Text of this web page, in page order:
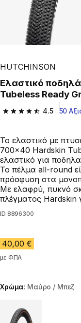
HUTCHINSON
Ελαστικό ποδηλάτων 700x40 Hardskin
Tubeless Ready
4.5
4.5 out of 5 stars
50
Το ελαστικό με
700x40 Hardskin
ελαστικό για
Το πέλμα all-round
πρόσφυση στα
Με ελαφρύ, πυκνό
πλέγματος Hardskin
ID 8896300
40,00 €
με ΦΠΑ
Χρώμα: Μαύρο / Μπεζ